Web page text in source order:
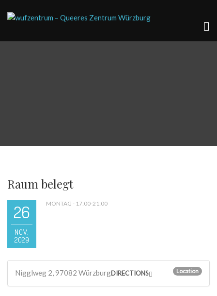
Raum belegt
26
NOV.
2029
MONTAG - 17:00-21:00
Nigglweg 2, 97082 Würzburg Location
DIRECTIONS